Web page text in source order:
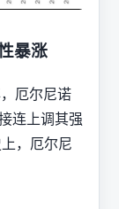
暴涨
厄尔尼诺
连上调其强
，厄尔尼